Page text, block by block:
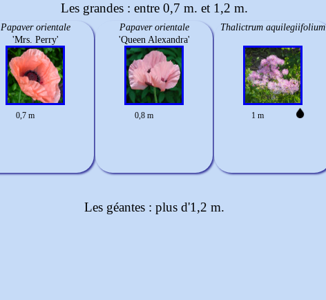
Les grandes : entre 0,7 m. et 1,2 m.
Papaver orientale
'Mrs. Perry'
0,7 m
Papaver orientale
'Queen Alexandra'
0,8 m
Thalictrum aquilegiifolium
1 m
Les géantes : plus d'1,2 m.